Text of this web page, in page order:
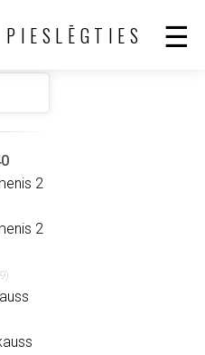
PIESLĒGTIES
2
2